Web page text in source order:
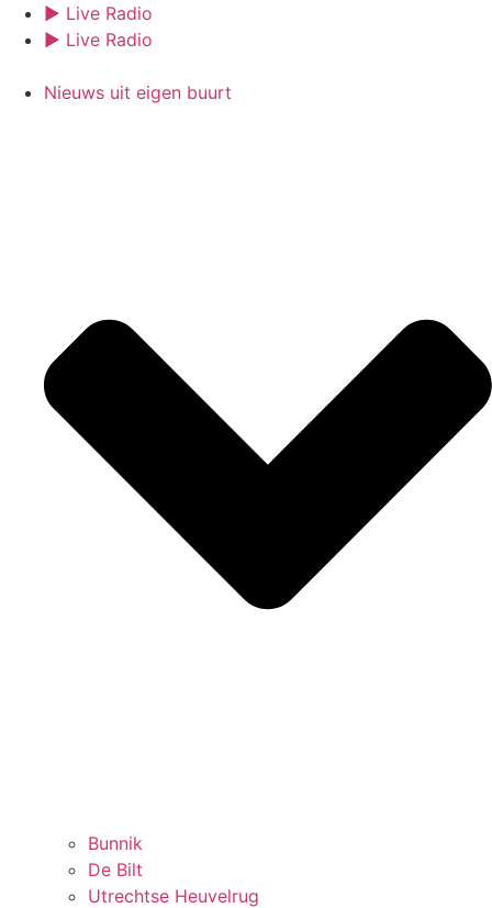
naar
inhoud
► Live Radio
► Live Radio
Nieuws uit eigen buurt
Bunnik
De Bilt
Utrechtse Heuvelrug